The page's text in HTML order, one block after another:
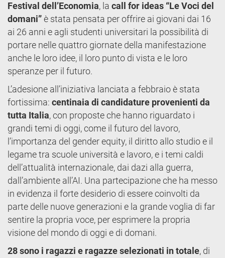
Festival dell’Economia, la call for ideas “Le Voci del
domani”è stata pensata per offrire ai giovani dai 16
ai 26 anni e agli studenti universitari la possibilità di
portare nelle quattro giornate della manifestazione
anche le loro idee, il loro punto di vista e le loro
speranze per il futuro.
L’adesione all’iniziativa lanciata a febbraio è stata
fortissima: centinaia di candidature provenienti da
tutta Italia, con proposte che hanno riguardato i
grandi temi di oggi, come il futuro del lavoro,
l’importanza del gender equity, il diritto allo studio e il
legame tra scuole università e lavoro, e i temi caldi
dell’attualità internazionale, dai dazi alla guerra,
dall’ambiente all’AI. Una partecipazione che ha messo
in evidenza il forte desiderio di essere coinvolti da
parte delle nuove generazioni e la grande voglia di far
sentire la propria voce, per esprimere la propria
visione del mondo di oggi e di domani.
28 sono i ragazzi e ragazze selezionati in totale, di